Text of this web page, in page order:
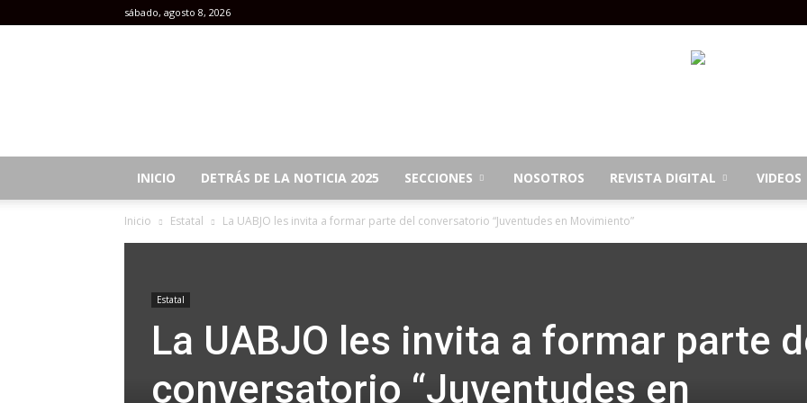
sábado, agosto 8, 2026
INICIO DETRÁS DE LA NOTICIA 2025 SECCIONES NOSOTROS REVISTA DIGITAL VIDEOS
Inicio Estatal La UABJO les invita a formar parte del conversatorio “Juventudes en Movimiento”
Estatal
La UABJO les invita a formar parte
conversatorio “Juventudes en